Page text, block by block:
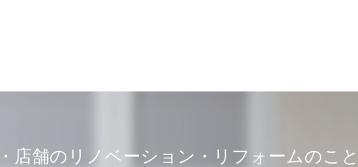
店舗のリノベーション・リフォームのこ